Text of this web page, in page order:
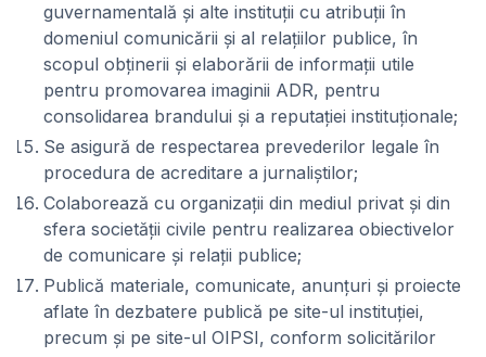
guvernamentală și alte instituții cu atribuții în
domeniul comunicării și al relațiilor publice, în
scopul obținerii și elaborării de informații utile
pentru promovarea imaginii ADR, pentru
consolidarea brandului și a reputației instituționale;
Se asigură de respectarea prevederilor legale în
procedura de acreditare a jurnaliștilor;
Colaborează cu organizații din mediul privat și din
sfera societății civile pentru realizarea obiectivelor
de comunicare și relații publice;
Publică materiale, comunicate, anunțuri și proiecte
aflate în dezbatere publică pe site-ul instituției,
precum și pe site-ul OIPSI, conform solicitărilor